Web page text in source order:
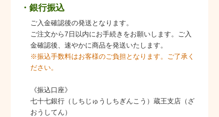
銀行振込
ご入金確認後の発送となります。
ご注文から7日以内にお手続きをお願いします。ご入
金確認後、速やかに商品を発送いたします。
※振込手数料はお客様のご負担となります。ご了承く
ださい。
《振込口座》
七十七銀行（しちじゅうしちぎんこう）蔵王支店（ざ
おうしてん）